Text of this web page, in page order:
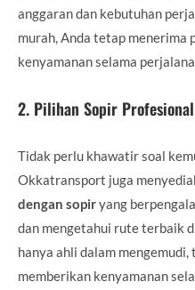
anggaran dan kebutuhan
murah, Anda tetap menerima
kenyamanan selama
2. Pilihan Sopir Profesional
Tidak perlu khawatir soal
Okkatransport juga
dengan sopiryang
dan mengetahui rute terbaik
hanya ahli dalam
memberikan kenyamanan